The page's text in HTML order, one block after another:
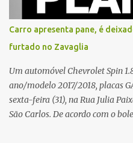
sozinha e que se sentiu
situação. Fonte: São Carlos
Carro apresenta pane, é
furtado no Zavaglia
Um automóvel Chevrolet Spin
ano/modelo 2017/2018, placas
sexta-feira (31), na Rua Julia
São Carlos. De acordo com o